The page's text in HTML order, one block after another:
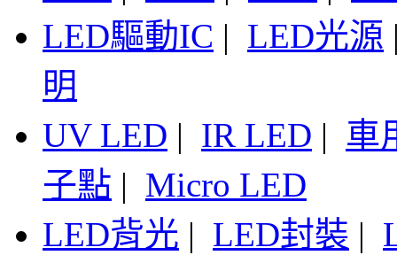
LED驅動IC | LED光源
明
UV LED | IR LED | 車
子點 | Micro LED
LED背光 | LED封裝 |